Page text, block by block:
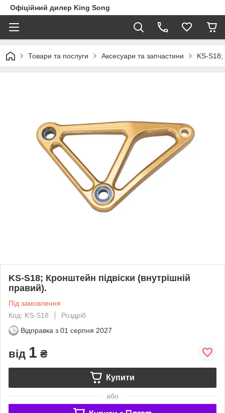
Офіційний дилер King Song
Товари та послуги Аксесуари та запчастини KS-S18;
KS-S18; Кронштейн підвіски (внутрішній
правий).
Під замовлення
Код: KS-S18
Роздріб
Відправка з 01 серпня 2027
від 1 ₴
Купити
або